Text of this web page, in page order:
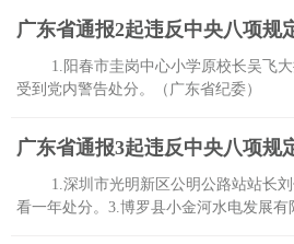
广东省通报2起违反中央八项规
1.阳春市圭岗中心小学原校长吴飞
受到党内警告处分。（广东省纪委）
广东省通报3起违反中央八项规
1.深圳市光明新区公明公路站站长
看一年处分。3.博罗县小金河水电发展